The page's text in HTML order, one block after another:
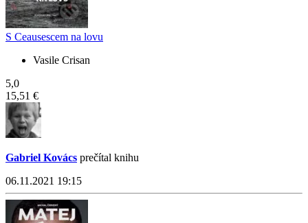
S Ceausescem na lovu
Vasile Crisan
5,0
15,51 €
Gabriel Kovács prečítal knihu
06.11.2021 19:15